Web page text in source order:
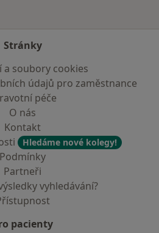
Stránky
a soubory cookies
údajů pro zaměstnance
péče
O nás
Kontakt
Hledáme nové kolegy!
Podmínky
Partneři
vyhledávání?
pacienty